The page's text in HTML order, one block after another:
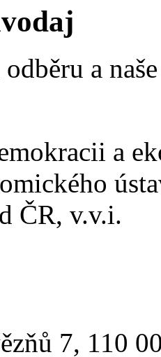
odběru a
a
ČR, v.v.i.
7, 110